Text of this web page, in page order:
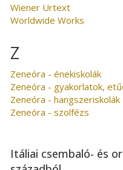
Wiener Urtext
Worldwide Works
Z
Zeneóra - énekiskolák
Zeneóra - gyakorlatok,
Zeneóra - hangszeriskolák
Zeneóra - szolfézs
Itáliai csembaló- és